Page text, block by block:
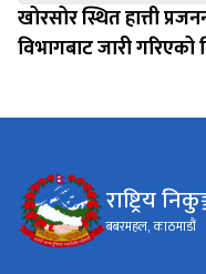
खोरसोर स्थित हात्ती
विभागबाट जारी गरिएको
राष्ट्रिय
बबरमहल, काठमाडौं